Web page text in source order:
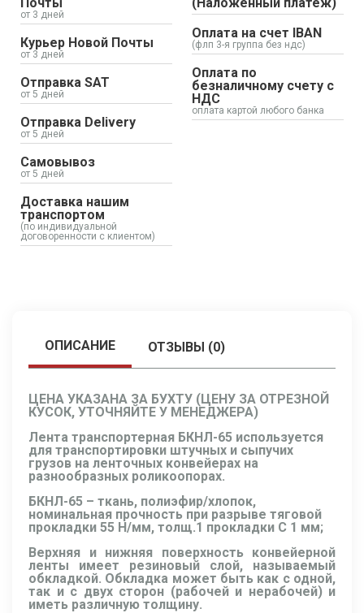
от 3 дней
Курьер Новой Почты
от 3 дней
Отправка SAT
от 5 дней
Отправка Delivery
от 5 дней
Самовывоз
от 5 дней
Доставка нашим
транспортом
(по индивидуальной
договоренности с клиентом)
Оплата на счет IBAN
(флп 3-я группа без ндс)
Оплата по
безналичному счету с
НДС
оплата картой любого банка
ОПИСАНИЕ ОТЗЫВЫ (0)
ЦЕНА УКАЗАНА ЗА БУХТУ (ЦЕНУ ЗА ОТРЕЗНОЙ
КУСОК, УТОЧНЯЙТЕ У МЕНЕДЖЕРА)
Лента транспортерная БКНЛ-65 используется
для транспортировки штучных и сыпучих
грузов на ленточных конвейерах на
разнообразных роликоопорах.
БКНЛ-65 – ткань, полиэфир/хлопок,
номинальная прочность при разрыве тяговой
прокладки 55 Н/мм, толщ.1 прокладки C 1 мм;
Верхняя и нижняя поверхность конвейерной
ленты имеет резиновый слой, называемый
обкладкой. Обкладка может быть как с одной,
так и с двух сторон (рабочей и нерабочей) и
иметь различную толщину.